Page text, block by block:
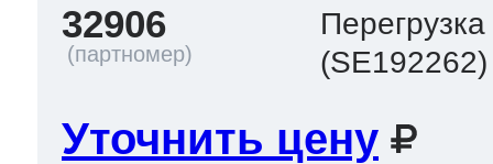
32906
Перегрузка
(SE192262)
Уточнить цену